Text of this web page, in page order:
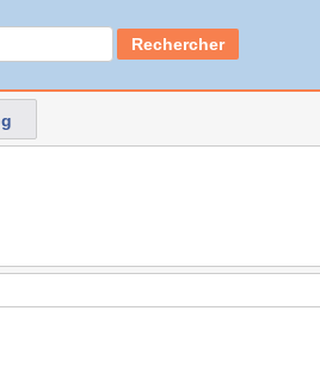
Rechercher